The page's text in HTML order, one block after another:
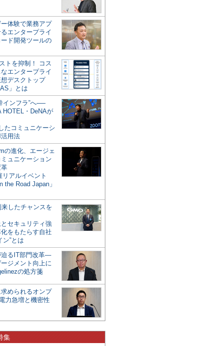
体験で業務アプ
エンタープライ
ド開発ツールの
トを抑制！ コス
エンタープライ
デスクトップ
」とは
インフラ”へ──
HOTEL・DeNAが
たコミュニケーシ
用法
の進化、エージェ
ュニケーション
アルイベント
the Road Japan」
したチャンスを
セキュリティ強
をもたらす自社
ン”とは
迫るIT部門改革―
ジメント向上に
の処方箋
められるオンプ
力急増と機密性
集